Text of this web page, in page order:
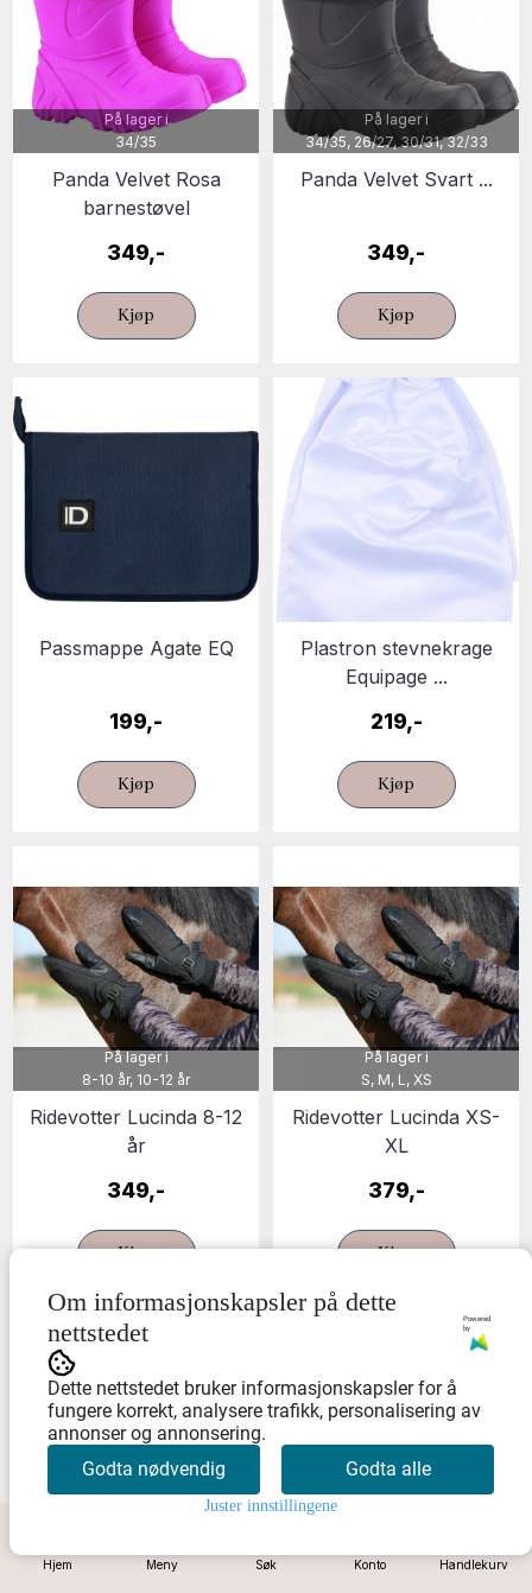
Hjem Meny Søk Konto Handlekurv
På lager i
34/35
Panda Velvet Rosa
barnestøvel
349,-
Kjøp
På lager i
34/35, 26/27, 30/31, 32/33
Panda Velvet Svart ...
349,-
Kjøp
Passmappe Agate EQ
199,-
Kjøp
Plastron stevnekrage
Equipage ...
219,-
Kjøp
På lager i
8-10 år, 10-12 år
Ridevotter Lucinda 8-12
år
349,-
Kjøp
På lager i
S, M, L, XS
Ridevotter Lucinda XS-
XL
379,-
Kjøp
Om informasjonskapsler på dette
nettstedet
Powered
by
Dette nettstedet bruker informasjonskapsler for å
fungere korrekt, analysere trafikk, personalisering av
annonser og annonsering.
Godta nødvendig
Godta alle
Juster innstillingene